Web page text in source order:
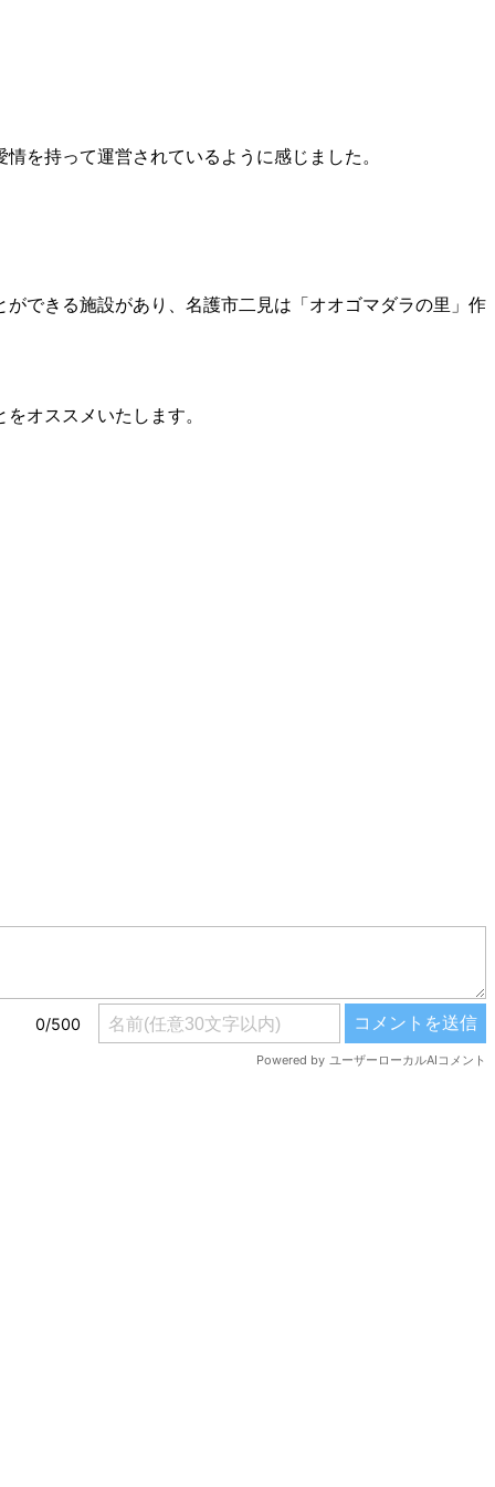
を持って運営されているように感じました。
できる施設があり、名護市二見は「オオゴマダラの里」作
オススメいたします。